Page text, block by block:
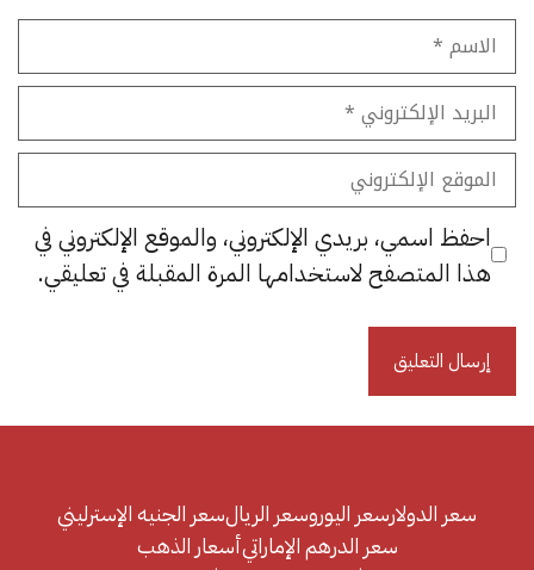
الاسم
البريد
الإلكتروني
الموقع
الإلكتروني
احفظ اسمي، بريدي الإلكتروني، والموقع الإلكتروني في
هذا المتصفح لاستخدامها المرة المقبلة في تعليقي.
سعر الدولارسعر اليوروسعر الريالسعر الجنيه الإسترليني
سعر الدرهم الإماراتيأسعار الذهب